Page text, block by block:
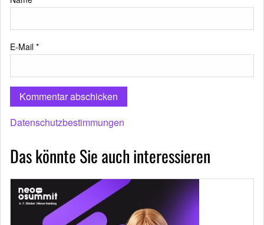
E-Mail *
Datenschutzbestimmungen
Das könnte Sie auch interessieren